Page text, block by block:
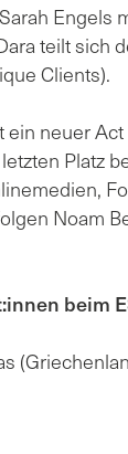
Engels
teilt sich
Clients).
neuer
Platz
Noam
beim